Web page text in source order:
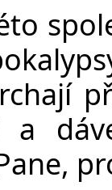
a